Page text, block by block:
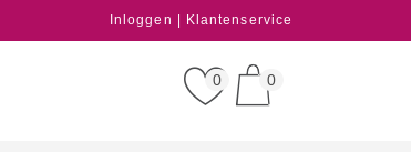
Inloggen Klantenservice
0 0